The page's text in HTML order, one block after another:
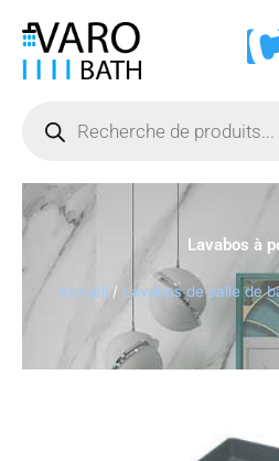
contenu
produits
Lavabos à
Accueil / Lavabos de salle de